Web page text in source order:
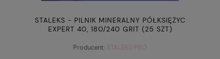
STALEKS - PILNIK MINERALNY PÓŁKSIĘŻYC
EXPERT 40, 180/240 GRIT (25 SZT)
Producent: STALEKS PRO